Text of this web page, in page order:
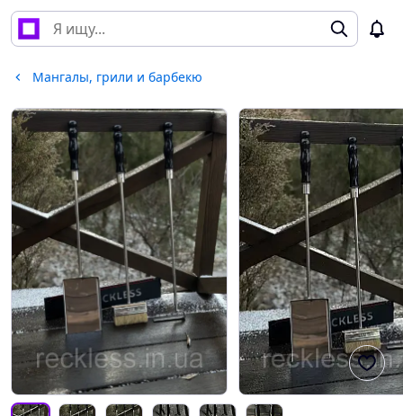
Мангалы, грили и барбекю